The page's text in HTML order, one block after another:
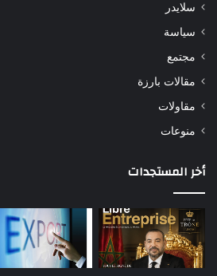
سلايدر
سياسة
مجتمع
مقالات بارزة
مقاولات
منوعات
أخر المستجدات